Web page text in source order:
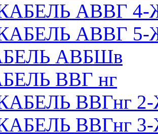
АВВГ
АВВГ
АВБШв
ВВГ нг
ВВГнг
ВВГнг